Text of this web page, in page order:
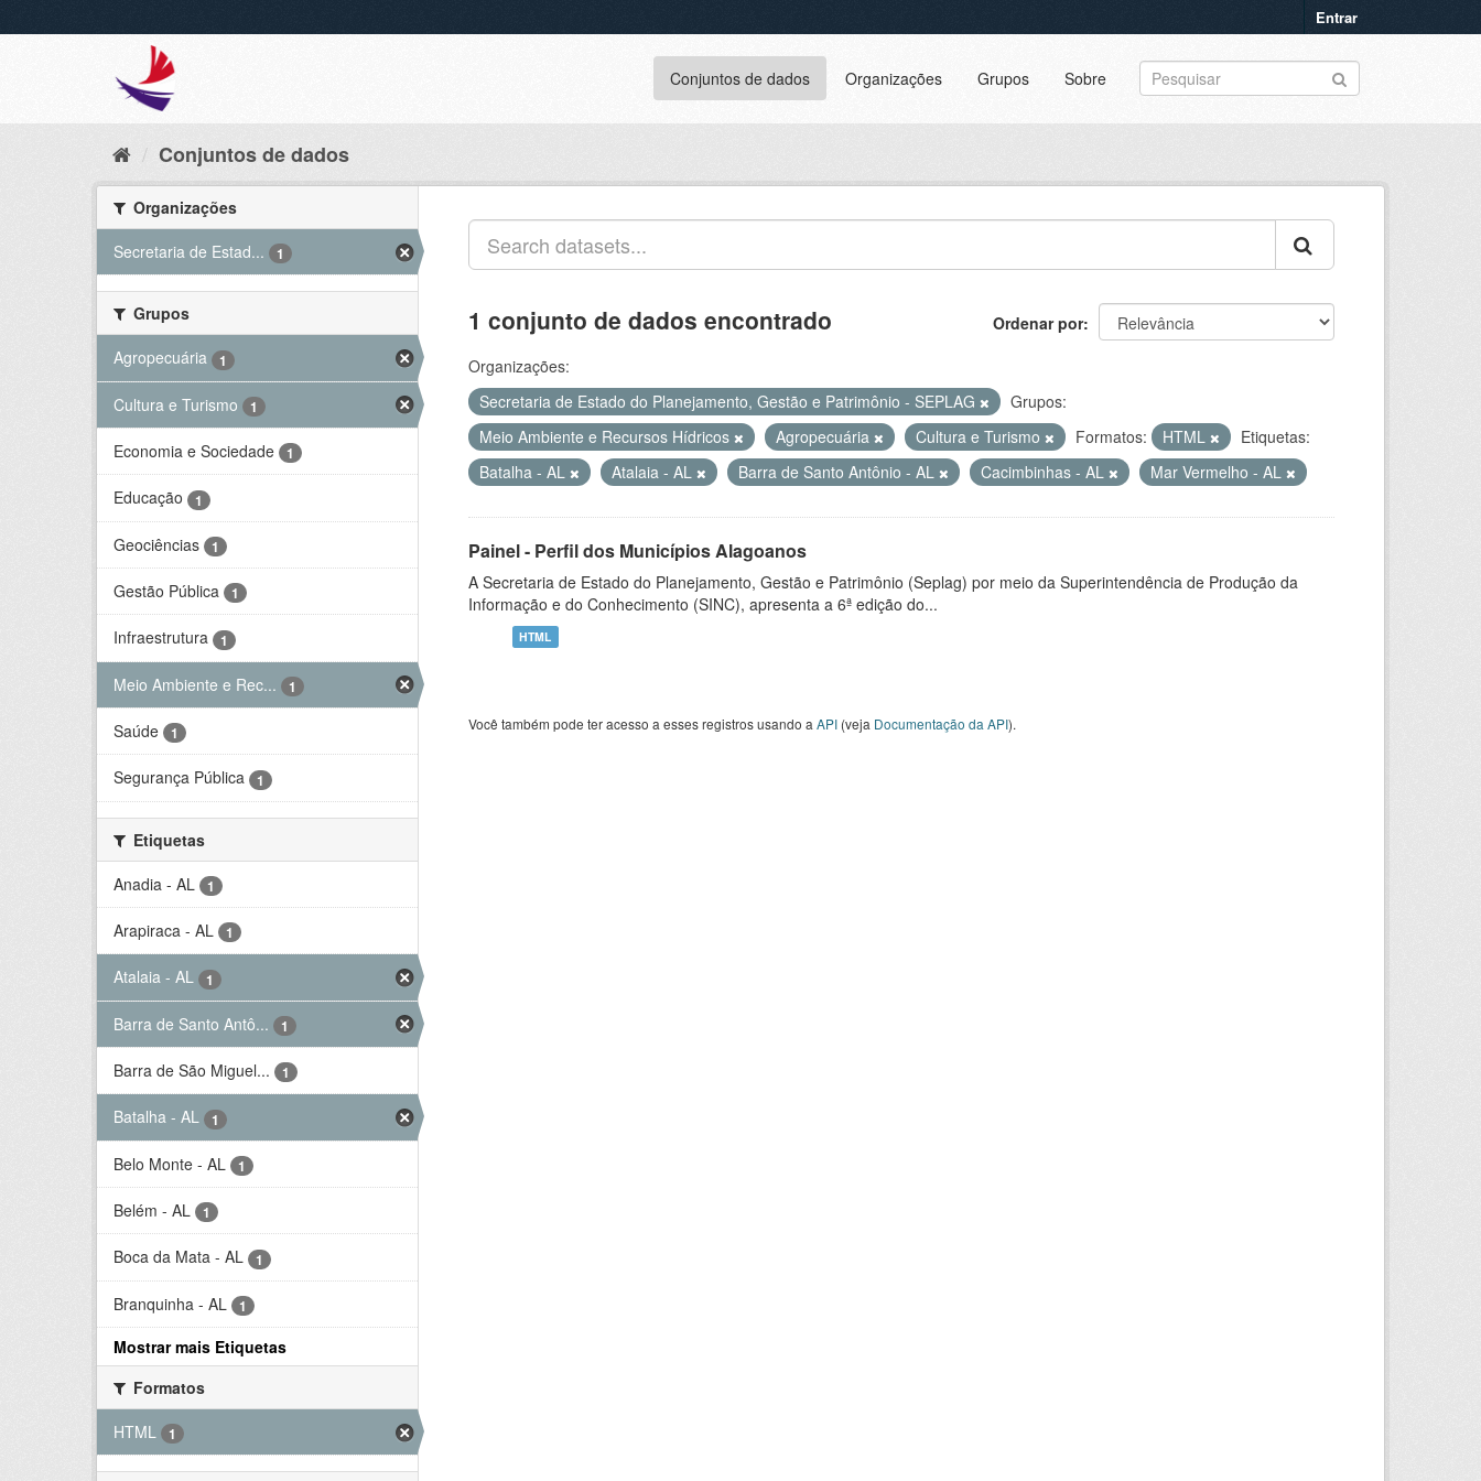
Entrar
Conjuntos de dados Organizações Grupos Sobre
Conjuntos de dados
Organizações
Secretaria de Estad...
1
Grupos
Agropecuária
1
Cultura e Turismo 1
Economia e Sociedade 1
Educação 1
Geociências 1
Gestão Pública 1
Infraestrutura 1
Meio Ambiente e Rec... 1
Saúde 1
Segurança Pública 1
Etiquetas
Anadia - AL
1
Arapiraca - AL 1
Atalaia - AL 1
Barra de Santo Antô... 1
Barra de São Miguel... 1
Batalha - AL 1
Belo Monte - AL 1
Belém - AL 1
Boca da Mata - AL 1
Branquinha - AL 1
Mostrar mais Etiquetas
Formatos
HTML
1
Ordenar por
1 conjunto de dados encontrado
Organizações:
Secretaria de Estado do Planejamento, Gestão e Patrimônio - SEPLAG
Grupos:
Meio Ambiente e Recursos Hídricos
Agropecuária Cultura e Turismo Formatos: HTML
Etiquetas:
Batalha - AL
Atalaia - AL Barra de Santo Antônio - AL Cacimbinhas - AL Mar Vermelho - AL
Painel - Perfil dos Municípios Alagoanos
A Secretaria de Estado do Planejamento, Gestão e Patrimônio (Seplag) por meio da Superintendência de Produção da
Informação e do Conhecimento (SINC), apresenta a 6ª edição do...
HTML
Você também pode ter acesso a esses registros usando a API (veja Documentação da API).